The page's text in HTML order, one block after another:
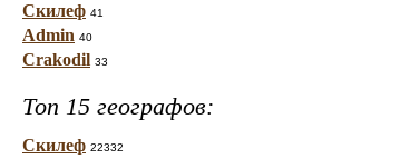
Скилеф 41
Admin 40
Crakodil 33
Топ 15 географов:
Скилеф 22332